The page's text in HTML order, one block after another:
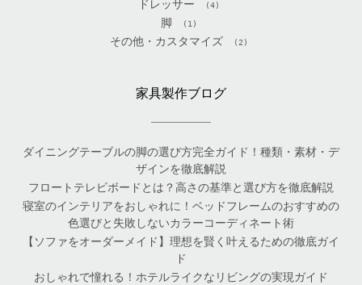
ドレッサー (4)
脚 (1)
その他・カスタマイズ (2)
家具製作ブログ
ダイニングテーブルの脚の選び方完全ガイド！種類・素材・デ
ザインを徹底解説
フロートテレビボードとは？高さの基準と選び方を徹底解説
寝室のインテリアをおしゃれに！ベッドフレームのおすすめの
色選びと失敗しないカラーコーディネート術
【ソファをオーダーメイド】理想を賢く叶えるための徹底ガイ
ド
おしゃれで憧れる！ホテルライクなリビングの実現ガイド